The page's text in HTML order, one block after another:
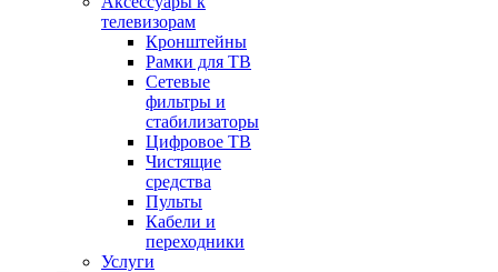
телевизорам
Кронштейны
Рамки для ТВ
Сетевые
фильтры и
стабилизаторы
Цифровое ТВ
Чистящие
средства
Пульты
Кабели и
переходники
Услуги